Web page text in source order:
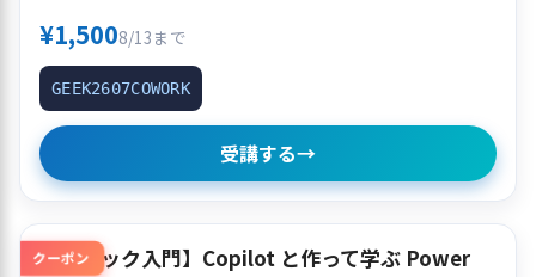
¥1,5008/13まで
GEEK2607COWORK
受講する→
クーポン
【クイック入門】Copilot と作って学ぶ Power